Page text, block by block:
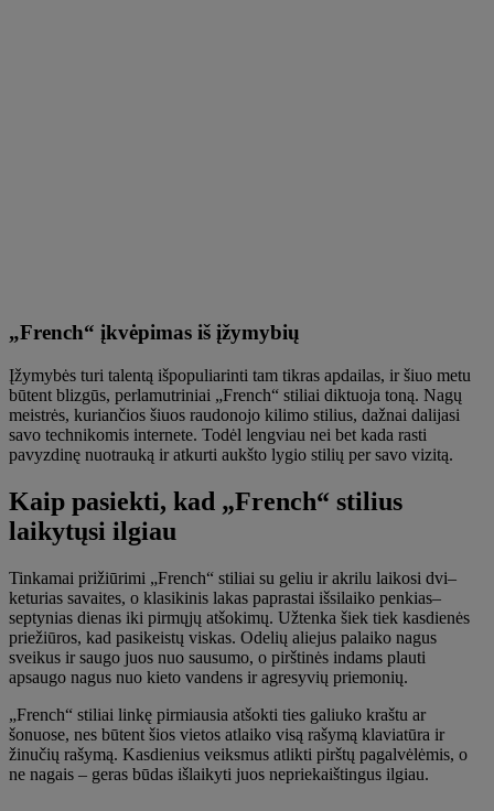
„French“ įkvėpimas iš įžymybių
Įžymybės turi talentą išpopuliarinti tam tikras apdailas, ir šiuo metu
būtent blizgūs, perlamutriniai „French“ stiliai diktuoja toną. Nagų
meistrės, kuriančios šiuos raudonojo kilimo stilius, dažnai dalijasi
savo technikomis internete. Todėl lengviau nei bet kada rasti
pavyzdinę nuotrauką ir atkurti aukšto lygio stilių per savo vizitą.
Kaip pasiekti, kad „French“ stilius
laikytųsi ilgiau
Tinkamai prižiūrimi „French“ stiliai su geliu ir akrilu laikosi dvi–
keturias savaites, o klasikinis lakas paprastai išsilaiko penkias–
septynias dienas iki pirmųjų atšokimų. Užtenka šiek tiek kasdienės
priežiūros, kad pasikeistų viskas. Odelių aliejus palaiko nagus
sveikus ir saugo juos nuo sausumo, o pirštinės indams plauti
apsaugo nagus nuo kieto vandens ir agresyvių priemonių.
„French“ stiliai linkę pirmiausia atšokti ties galiuko kraštu ar
šonuose, nes būtent šios vietos atlaiko visą rašymą klaviatūra ir
žinučių rašymą. Kasdienius veiksmus atlikti pirštų pagalvėlėmis, o
ne nagais – geras būdas išlaikyti juos nepriekaištingus ilgiau.